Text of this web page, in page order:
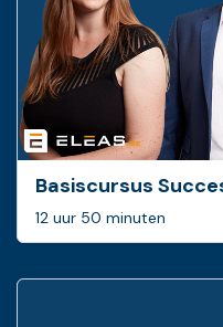
Basis­cursus
12 uur 50 minuten